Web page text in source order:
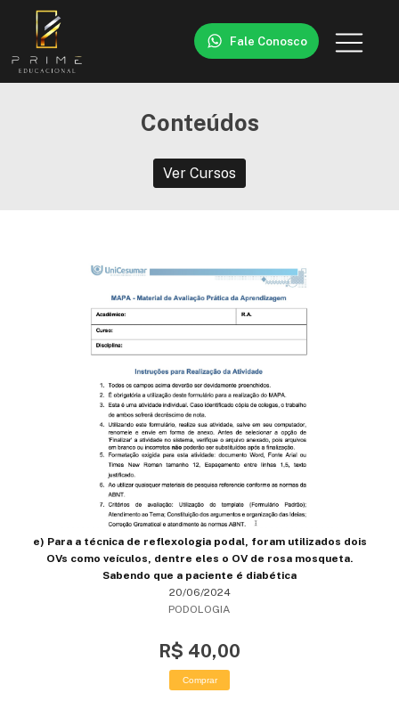
Fale Conosco
Conteúdos
Ver Cursos
e) Para a técnica de reflexologia podal, foram utilizados dois
OVs como veículos, dentre eles o OV de rosa mosqueta.
Sabendo que a paciente é diabética
20/06/2024
PODOLOGIA
R$ 40,00
Comprar